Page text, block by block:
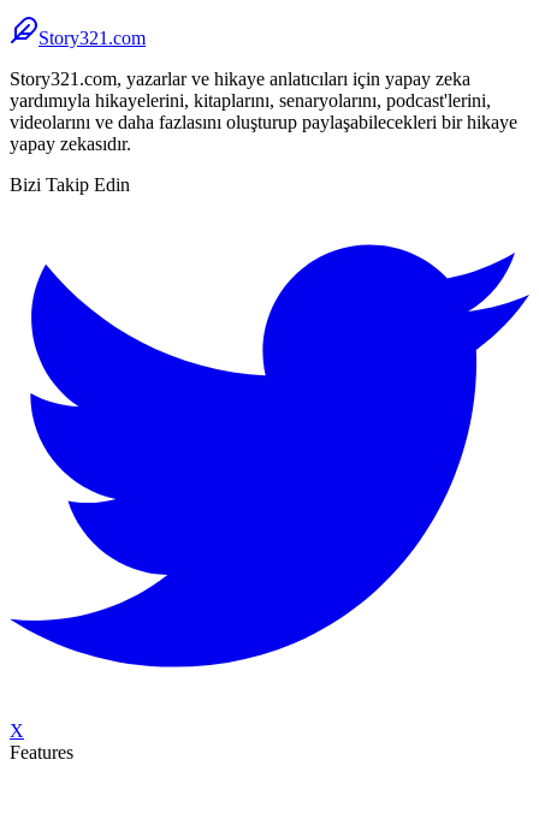
Story321.com
Story321.com, yazarlar ve hikaye anlatıcıları için yapay zeka
yardımıyla hikayelerini, kitaplarını, senaryolarını, podcast'lerini,
videolarını ve daha fazlasını oluşturup paylaşabilecekleri bir hikaye
yapay zekasıdır.
Bizi Takip Edin
X
Features